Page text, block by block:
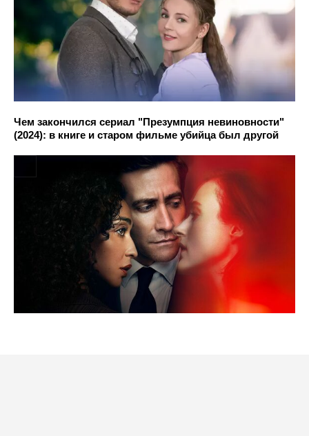
Чем закончился сериал "Презумпция невиновности"
(2024): в книге и старом фильме убийца был другой